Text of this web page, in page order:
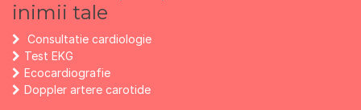
inimii tale
Consultatie cardiologie
Test EKG
Ecocardiografie
Doppler artere carotide